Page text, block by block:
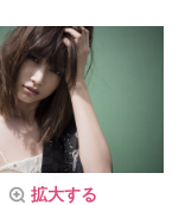
拡大する